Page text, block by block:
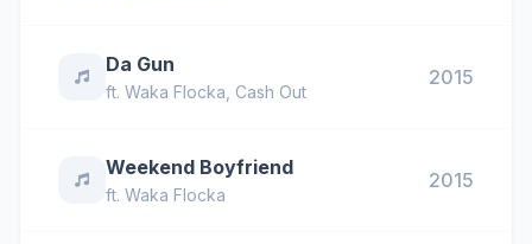
Da Gun
ft. Waka Flocka Cash Out
2015
Weekend Boyfriend
ft. Waka Flocka
2015